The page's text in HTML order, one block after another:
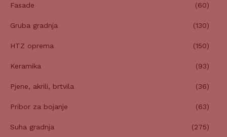
Fasade (60)
Gruba gradnja (130)
HTZ oprema (150)
Keramika (93)
Pjene, akrili, brtvila (36)
Pribor za bojanje (63)
Suha gradnja (275)